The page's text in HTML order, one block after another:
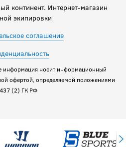
континент. Интернет-магазин
экипировки
соглашение
информация носит информационный
офертой, определяемой положениями
437 (2) ГК РФ